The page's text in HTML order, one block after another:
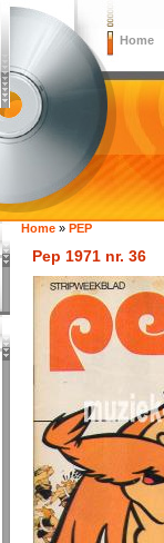
Home
Home » PEP
Pep 1971 nr. 36